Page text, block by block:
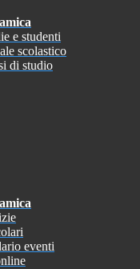
e studenti
scolastico
di studio
eventi